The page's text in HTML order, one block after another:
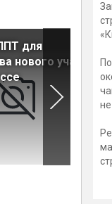
для
нового участка